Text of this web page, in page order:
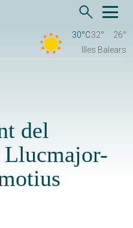
30°C32°
26°
Illes Balears
del
Llucmajor-